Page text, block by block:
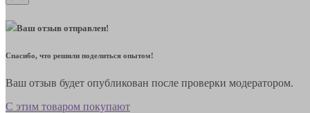
Ваш отзыв отправлен!
Спасибо, что решили поделиться опытом!
Ваш отзыв будет опубликован после проверки модератором.
С этим товаром покупают